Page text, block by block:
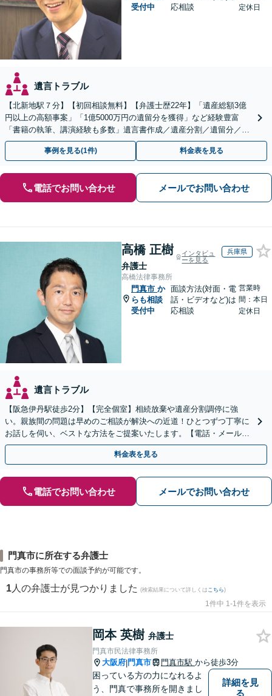
受付中
応相談
定休日
遺言トラブル
【北新地駅７分】【初回相談無料】【弁護士歴22年】「遺産総額3億
円以上の高額事案」「1億5000万円の遺留分を獲得」など経験豊富
「書籍の執筆、講演経験も多数」遺言書作成／遺産分割／遺留分／相
続放棄など【休日・夜間面談可】【完全個室対応】
事例を見る(1件) 料金表を見る
電話でお問い合わせ メールでお問い合わせ
高橋 正樹
弁護士
インタビュ
ーを見る
兵庫県
高橋法律事務所
門真市 か
らも相談
受付中
面談方法(対面・電
話・ビデオなど)は
応相談
営業時
間：本日
定休日
遺言トラブル
【阪急伊丹駅徒歩2分】【完全個室】相続放棄や遺産分割調停に強
い。親族間の問題は早めのご相談が解決への近道！ひとつずつ丁寧に
お話しを伺い、ベストな方法をご提案いたします。【電話・メール相
談初回無料】【休日夜間対応可】【オンライン可能】
料金表を見る
電話でお問い合わせ メールでお問い合わせ
門真市に所在する弁護士
門真市の事務所等での面談予約が可能です。
1 人の弁護士が見つかりました (検索結果について詳しくは こちら)
1件中 1-1件を表示
岡本 英樹 弁護士
門真市民法律事務所
大阪府|門真市 門真市駅 から徒歩3分
困っている方の力になれるよ
う、門真で事務所を開きまし
詳細を見
る